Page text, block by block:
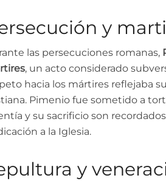
y
las persecuciones romanas,
, un acto considerado
hacia los mártires reflejaba
Pimenio fue sometido a
y su sacrificio son
a la Iglesia.
y